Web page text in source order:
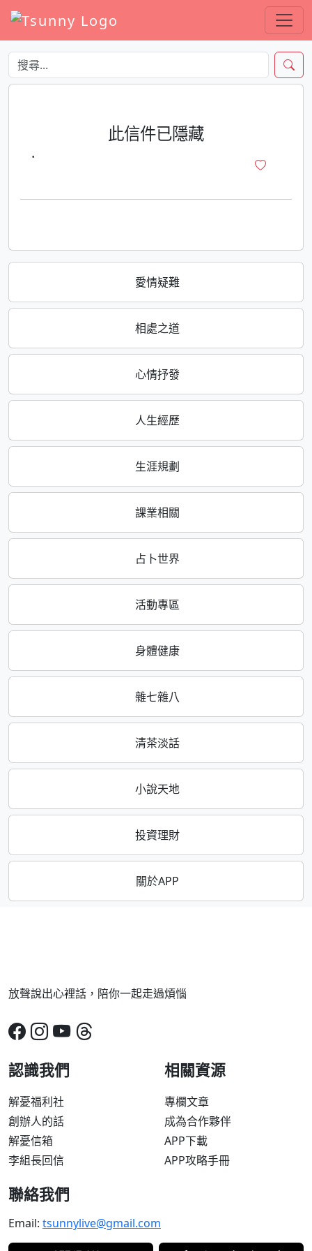
愛情疑難
相處之道
心情抒發
人生經歷
生涯規劃
課業相關
占卜世界
活動專區
身體健康
雜七雜八
清茶淡話
小說天地
投資理財
關於APP
此信件已隱藏
·
放聲說出心裡話，陪你一起走過煩惱
認識我們
解憂福利社
創辦人的話
解憂信箱
李組長回信
相關資源
專欄文章
成為合作夥伴
APP下載
APP攻略手冊
聯絡我們
Email: tsunnylive@gmail.com